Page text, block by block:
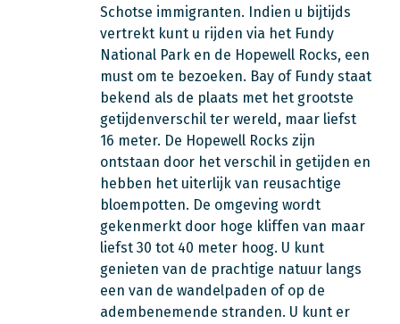
Schotse immigranten. Indien u bijtijds
vertrekt kunt u rijden via het Fundy
National Park en de Hopewell Rocks, een
must om te bezoeken. Bay of Fundy staat
bekend als de plaats met het grootste
getijdenverschil ter wereld, maar liefst
16 meter. De Hopewell Rocks zijn
ontstaan door het verschil in getijden en
hebben het uiterlijk van reusachtige
bloempotten. De omgeving wordt
gekenmerkt door hoge kliffen van maar
liefst 30 tot 40 meter hoog. U kunt
genieten van de prachtige natuur langs
een van de wandelpaden of op de
adembenemende stranden. U kunt er